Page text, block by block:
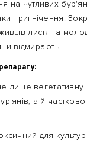
на чутливих
пригнічення.
листя та
відмирають.
лише вегетативну
а й
для